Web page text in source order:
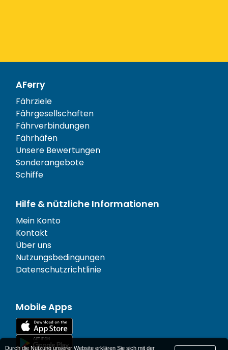
AFerry
Fährziele
Fährgesellschaften
Fährverbindungen
Fährhäfen
Unsere Bewertungen
Sonderangebote
Schiffe
Hilfe & nützliche Informationen
Mein Konto
Kontakt
Über uns
Nutzungsbedingungen
Datenschutzrichtlinie
Mobile Apps
Durch die Nutzung unserer Website erklären Sie sich mit der